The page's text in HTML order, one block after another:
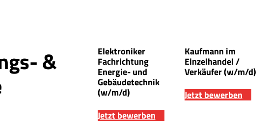
& Elektroniker
Fachrichtung
Energie- und
Gebäudetechnik
(w/m/d)
Jetzt bewerben
Kaufmann im
Einzelhandel /
Verkäufer (w/m/d)
Jetzt bewerben